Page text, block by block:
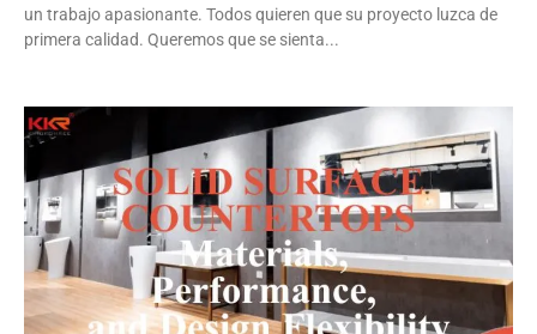
un trabajo apasionante. Todos quieren que su proyecto luzca de
primera calidad. Queremos que se sienta...